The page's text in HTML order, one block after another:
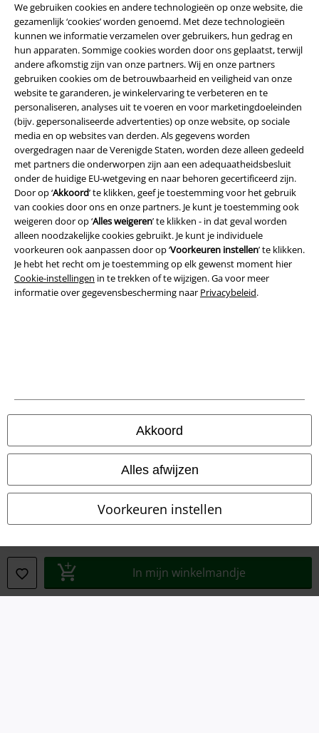
We gebruiken cookies en andere technologieën op onze website, die
gezamenlijk ‘cookies’ worden genoemd. Met deze technologieën
kunnen we informatie verzamelen over gebruikers, hun gedrag en
hun apparaten. Sommige cookies worden door ons geplaatst, terwijl
andere afkomstig zijn van onze partners. Wij en onze partners
gebruiken cookies om de betrouwbaarheid en veiligheid van onze
website te garanderen, je winkelervaring te verbeteren en te
personaliseren, analyses uit te voeren en voor marketingdoeleinden
(bijv. gepersonaliseerde advertenties) op onze website, op sociale
media en op websites van derden. Als gegevens worden
overgedragen naar de Verenigde Staten, worden deze alleen gedeeld
met partners die onderworpen zijn aan een adequaatheidsbesluit
onder de huidige EU-wetgeving en naar behoren gecertificeerd zijn.
Door op ‘Akkoord’ te klikken, geef je toestemming voor het gebruik
van cookies door ons en onze partners. Je kunt je toestemming ook
weigeren door op ‘Alles weigeren’ te klikken - in dat geval worden
alleen noodzakelijke cookies gebruikt. Je kunt je individuele
voorkeuren ook aanpassen door op ‘Voorkeuren instellen’ te klikken.
Je hebt het recht om je toestemming op elk gewenst moment hier
Cookie-instellingen in te trekken of te wijzigen. Ga voor meer
informatie over gegevensbescherming naar Privacybeleid.
Akkoord
Alles afwijzen
Voorkeuren instellen
In mijn winkelmandje
Download gratis de nieuwe large app en profiteer van alle nieuwe
functies en voordelen!
A Warner Music Group Company
Beveiliging
Algemene Voorwaarden
Bedrijfsgegevens
Verklaring van conformiteit
Informatie over toegankelijkheid